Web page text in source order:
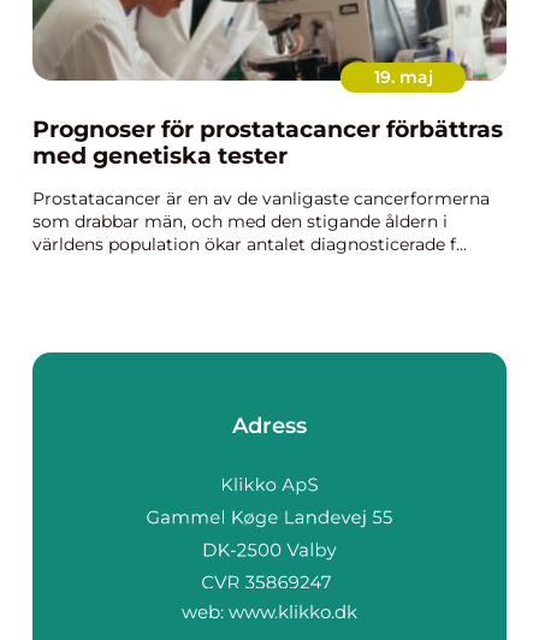
19. maj
Prognoser för prostatacancer förbättras
med genetiska tester
Prostatacancer är en av de vanligaste cancerformerna
som drabbar män, och med den stigande åldern i
världens population ökar antalet diagnosticerade f...
Adress
web: www.klikko.dk